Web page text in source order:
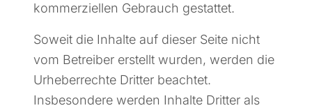
kommerziellen Gebrauch gestattet.
Soweit die Inhalte auf dieser Seite nicht
vom Betreiber erstellt wurden, werden die
Urheberrechte Dritter beachtet.
Insbesondere werden Inhalte Dritter als